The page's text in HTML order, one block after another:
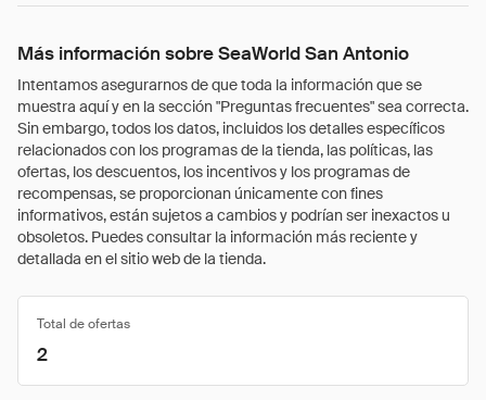
Más información sobre SeaWorld San Antonio
Intentamos asegurarnos de que toda la información que se
muestra aquí y en la sección "Preguntas frecuentes" sea correcta.
Sin embargo, todos los datos, incluidos los detalles específicos
relacionados con los programas de la tienda, las políticas, las
ofertas, los descuentos, los incentivos y los programas de
recompensas, se proporcionan únicamente con fines
informativos, están sujetos a cambios y podrían ser inexactos u
obsoletos. Puedes consultar la información más reciente y
detallada en el sitio web de la tienda.
Total de ofertas
2